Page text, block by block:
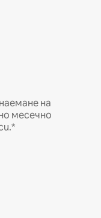
на
месечно